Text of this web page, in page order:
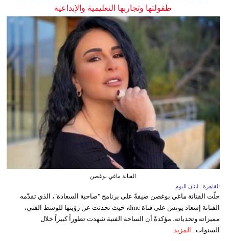
طفولتها وتجاربها التعليمية والإبداعية
الفنانة ماغي بوغصن
القاهرة ـ لبنان اليوم
حلّت الفنانة ماغي بوغصن ضيفةً على برنامج "صاحبة السعادة"، الذي تقدّمه
الفنانة إسعاد يونس على قناة dmc، حيث تحدثت عن رؤيتها للوسط الفني،
مميزاته وتحدياته، مؤكدةً أن الساحة الفنية شهدت تطوراً كبيراً خلال
السنوات...
المزيد